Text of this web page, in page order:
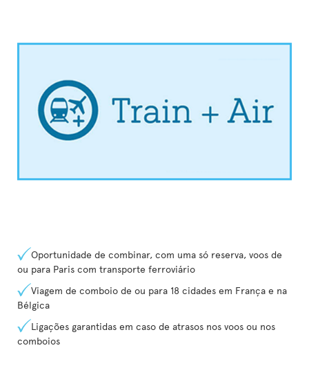
Oportunidade de combinar, com uma só reserva, voos de
ou para Paris com transporte ferroviário
Viagem de comboio de ou para 18 cidades em França e na
Bélgica
Ligações garantidas em caso de atrasos nos voos ou nos
comboios